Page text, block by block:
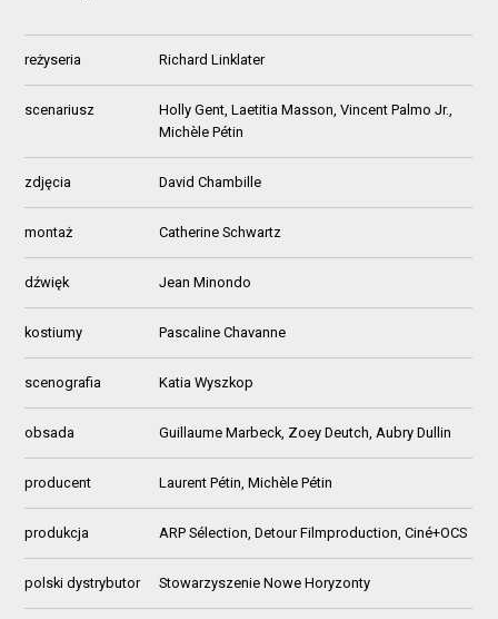
reżyseria Richard Linklater
scenariusz
Holly Gent, Laetitia Masson, Vincent Palmo Jr.,
Michèle Pétin
zdjęcia David Chambille
montaż Catherine Schwartz
dźwięk Jean Minondo
kostiumy Pascaline Chavanne
scenografia Katia Wyszkop
obsada Guillaume Marbeck, Zoey Deutch, Aubry Dullin
producent Laurent Pétin, Michèle Pétin
produkcja ARP Sélection, Detour Filmproduction, Ciné+OCS
polski dystrybutor Stowarzyszenie Nowe Horyzonty